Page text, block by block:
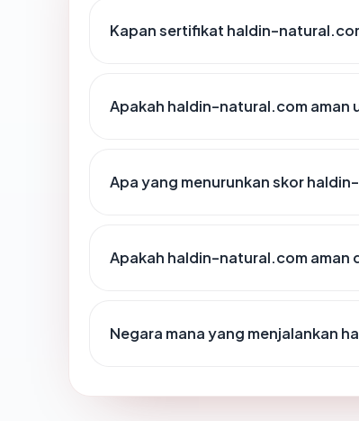
Kapan sertifikat haldin-
Apakah haldin-natural.com aman
Apa yang menurunkan skor
Apakah haldin-natural.com aman
Negara mana yang menjalankan